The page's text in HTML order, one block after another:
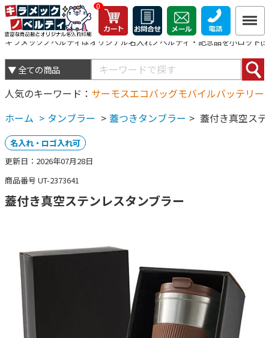
0
キラメックノベルティはオリジナル名入れノベルティ・記念品を小ロット
人気のキーワード サーモスエコバッグモバイルバッテリー
ホーム > タンブラー > 蓋つきタンブラー > 蓋付き真空ス
名入れ・ロゴ入れ可
更新日：2026年07月28日
商品番号 UT-2373641
蓋付き真空ステンレスタンブラー